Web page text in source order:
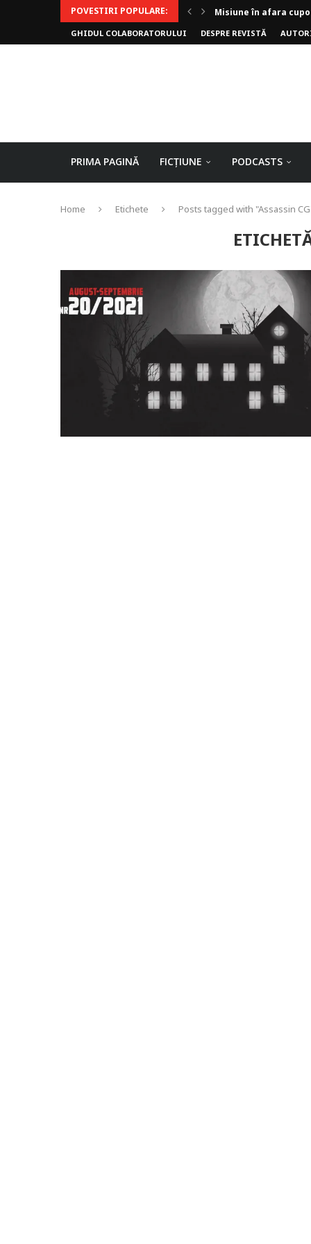
POVESTIRI POPULARE:
Misiune în afara
Invoker (video)
Alergarea de seară
Biblioteca lui Pavel
Rejuvenare
Falia
Arhivele Dincolo-
Axa lui Heron
Jumătatea goală
GHIDUL COLABORATORULUI DESPRE REVISTĂ
PRIMA PAGINĂ FICȚIUNE PODCASTS
Home Etichete Posts tagged with "Assassin